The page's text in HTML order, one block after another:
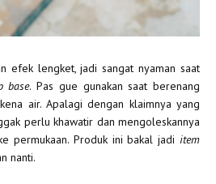
efek lengket, jadi sangat nyaman saat
base. Pas gue gunakan saat berenang
air. Apalagi dengan klaimnya yang
perlu khawatir dan mengoleskannya
permukaan. Produk ini bakal jadi item
nanti.